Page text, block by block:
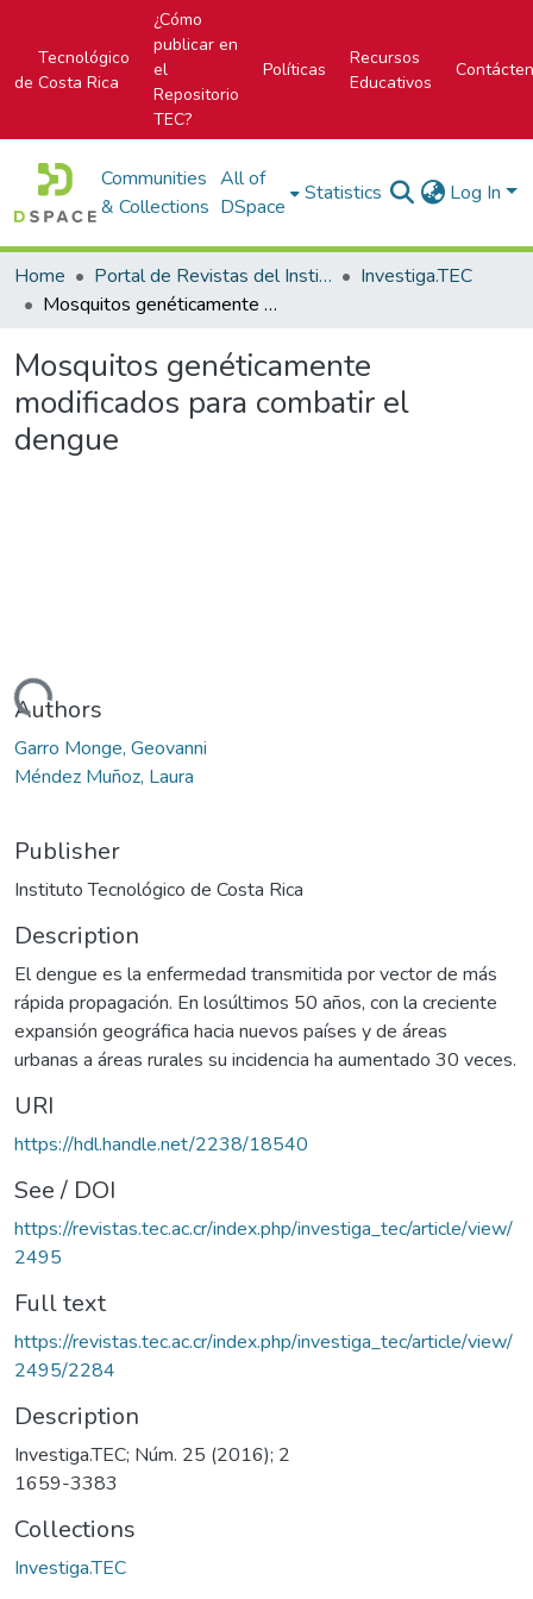
Tecnológico
de Costa Rica
¿Cómo
publicar en
el
Repositorio
TEC?
Políticas
Recursos
Educativos
Communities
& Collections
All of
DSpace
Statistics Log In
Home Portal de Revistas del Instituto Tecnológico de Costa Rica
Investiga.TEC
Mosquitos genéticamente modificados para combatir el dengue
Mosquitos genéticamente
modificados para combatir el
dengue
Loading...
Authors
Garro Monge, Geovanni
Méndez Muñoz, Laura
Publisher
Instituto Tecnológico de Costa Rica
Description
El dengue es la enfermedad transmitida por vector de más
rápida propagación. En losúltimos 50 años, con la creciente
expansión geográfica hacia nuevos países y de áreas
urbanas a áreas rurales su incidencia ha aumentado 30 veces.
URI
https://hdl.handle.net/2238/18540
See / DOI
https://revistas.tec.ac.cr/index.php/investiga_tec/article/view/
2495
Full text
https://revistas.tec.ac.cr/index.php/investiga_tec/article/view/
2495/2284
Description
Investiga.TEC; Núm. 25 (2016); 2
1659-3383
Collections
Investiga.TEC